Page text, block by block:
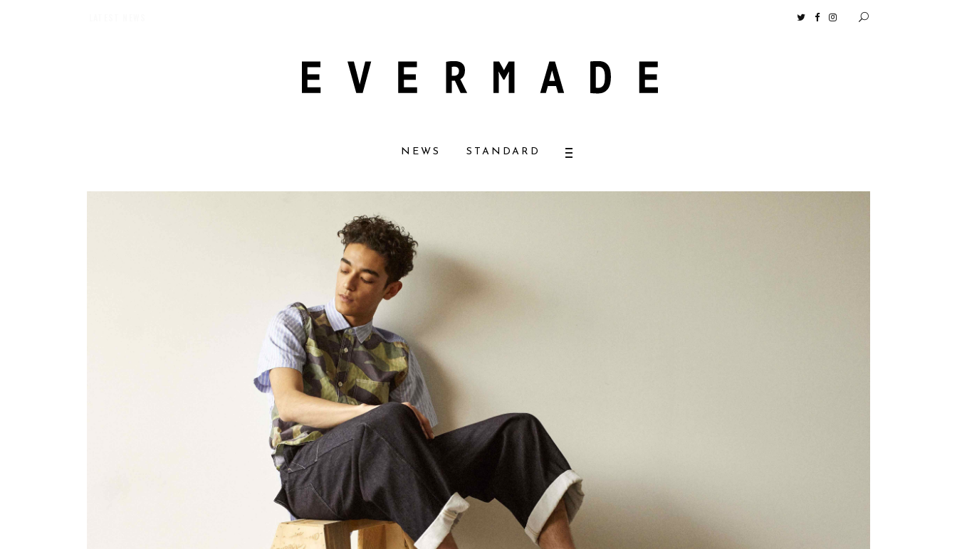
【エバーメイドショップ】［ムロセンツ］の生活に馴染むディフューザーナチュラルコスメ好きに一押し！ 松本恵
NEWS STANDARD